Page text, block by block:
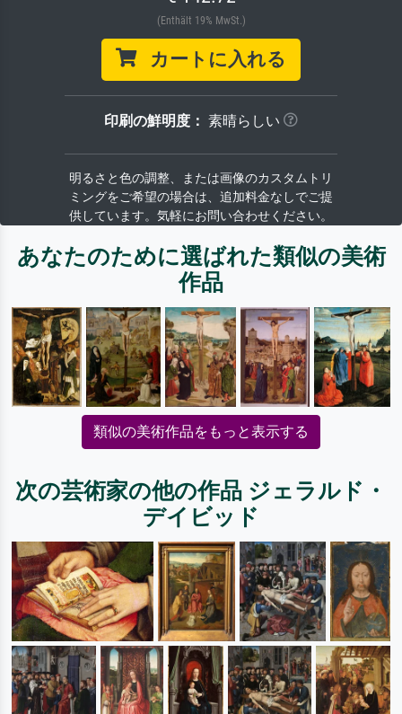
(Enthält 19% MwSt.)
カートに入れる
印刷の鮮明度： 素晴らしい
明るさと色の調整、または画像のカスタムトリ
ミングをご希望の場合は、追加料金なしでご提
供しています。気軽にお問い合わせください。
あなたのために選ばれた類似の美術
作品
類似の美術作品をもっと表示する
次の芸術家の他の作品 ジェラルド・
デイビッド